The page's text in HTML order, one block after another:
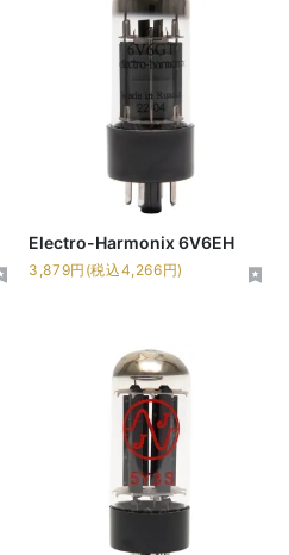
Electro-Harmonix 6V6EH
3,879円(税込4,266円)